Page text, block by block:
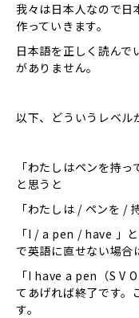
我々は日本人なので日
作っていきます。
日本語を正しく読んで
がありません。
以下、どういうレベル
「わたしはペンを持
と思うと
「わたしは / ペンを /
「I / a pen / have 」
で英語に直せない場合
「I have a pen（S V
てあげれば終了です。
す。